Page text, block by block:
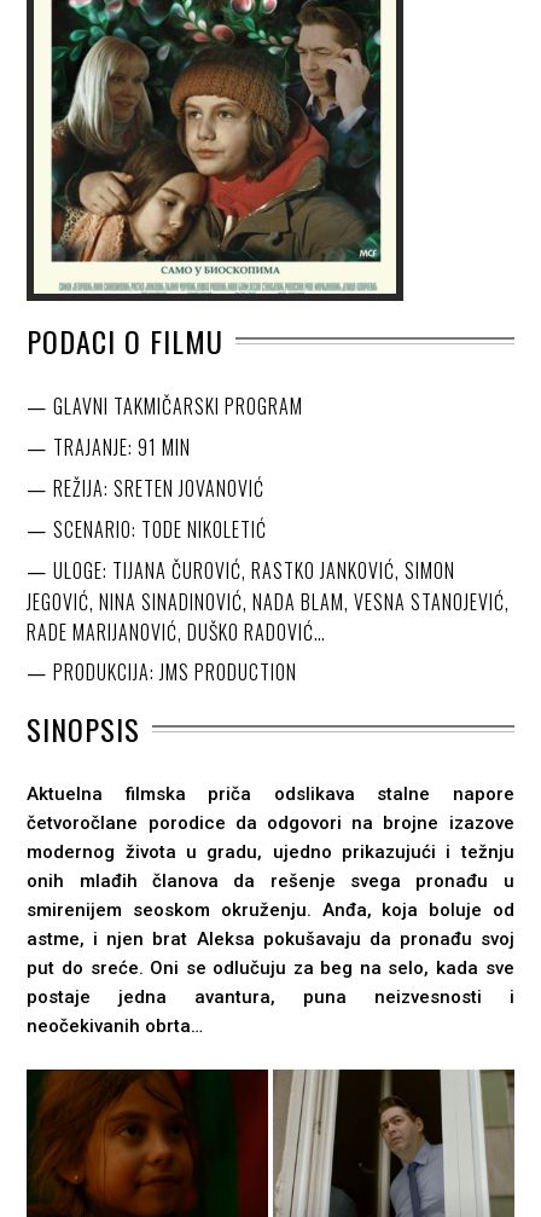
PODACI O FILMU
GLAVNI TAKMIČARSKI PROGRAM
TRAJANJE: 91 MIN
REŽIJA: SRETEN JOVANOVIĆ
SCENARIO: TODE NIKOLETIĆ
ULOGE: TIJANA ČUROVIĆ, RASTKO JANKOVIĆ, SIMON
JEGOVIĆ, NINA SINADINOVIĆ, NADA BLAM, VESNA STANOJEVIĆ,
RADE MARIJANOVIĆ, DUŠKO RADOVIĆ…
PRODUKCIJA: JMS PRODUCTION
SINOPSIS
Aktuelna filmska priča odslikava stalne napore
četvoročlane porodice da odgovori na brojne izazove
modernog života u gradu, ujedno prikazujući i težnju
onih mlađih članova da rešenje svega pronađu u
smirenijem seoskom okruženju. Anđa, koja boluje od
astme, i njen brat Aleksa pokušavaju da pronađu svoj
put do sreće. Oni se odlučuju za beg na selo, kada sve
postaje jedna avantura, puna neizvesnosti i
neočekivanih obrta…